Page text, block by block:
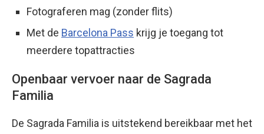
Fotograferen mag (zonder flits)
Met de Barcelona Pass krijg je toegang tot
meerdere topattracties
Openbaar vervoer naar de Sagrada
Familia
De Sagrada Familia is uitstekend bereikbaar met het